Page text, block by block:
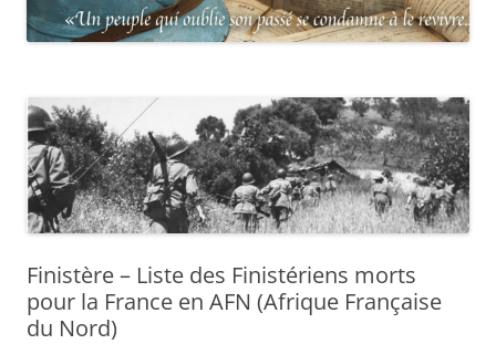
Finistère – Liste des Finistériens morts
pour la France en AFN (Afrique Française
du Nord)